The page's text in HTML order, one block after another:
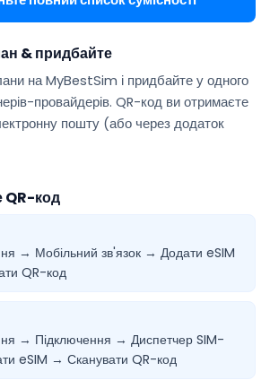
& придбайте
на MyBestSim і придбайте у одного
провайдерів. QR-код ви отримаєте
пошту (або через додаток
QR-код
→ Мобільний зв'язок → Додати eSIM
QR-код
→ Підключення → Диспетчер SIM-
eSIM → Сканувати QR-код